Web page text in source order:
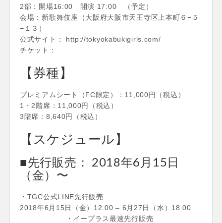
2部：開場16:00 開演 17:00 （予定）
会場：新歌舞伎座（大阪府大阪市天王寺区上本町６−５
−１３）
公式サイト： http://tokyokabukigirls.com/
チケット：
【券種】
プレミアムシート（FC限定）：11,000円（税込）
1・2階席：11,000円（税込）
3階席：8,640円（税込）
【スケジュール】
■先行販売： 2018年6月15日
（金）〜
・TGC公式LINE先行販売
2018年6月15日（金）12:00 – 6月27日（水）18:00
・イープラス最速先行販売